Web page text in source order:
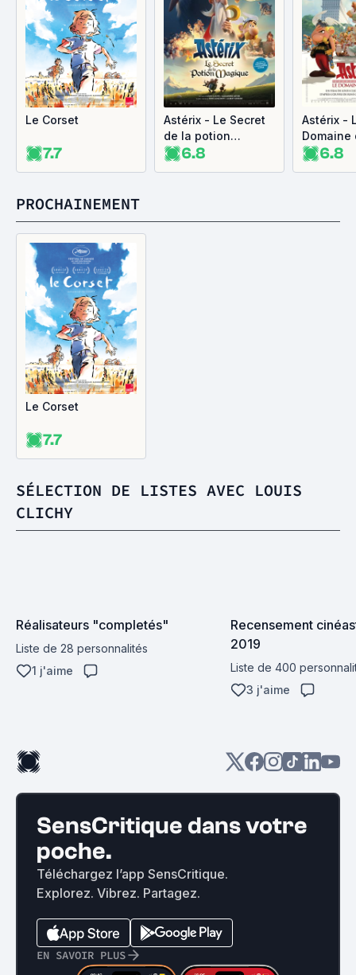
Le Corset
7.7
Astérix - Le Secret
de la potion
magique
6.8
Astérix -
Domaine
6.8
PROCHAINEMENT
Le Corset
7.7
SÉLECTION DE LISTES AVEC LOUIS
CLICHY
Réalisateurs "completés"
Liste de 28 personnalités
1 j'aime
Recensement
2019
Liste de 400
3 j'aime
SensCritique dans votre
poche.
Téléchargez l’app SensCritique.
Explorez. Vibrez. Partagez.
EN SAVOIR PLUS